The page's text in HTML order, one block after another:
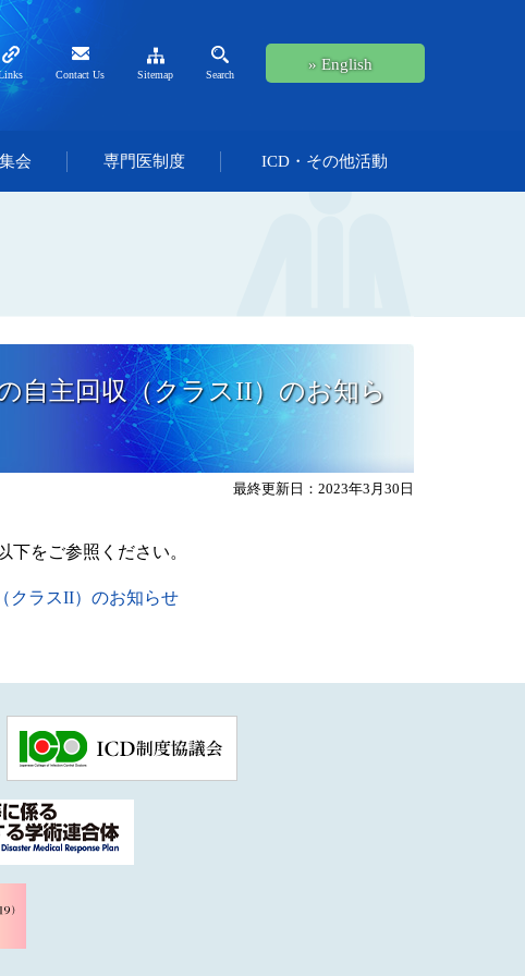
» English
Contact Us Sitemap Search
会 専門医制度 ICD・その他活動
自主回収（クラスII）のお知ら
最終更新日：2023年3月30日
をご参照ください。
クラスII）のお知らせ